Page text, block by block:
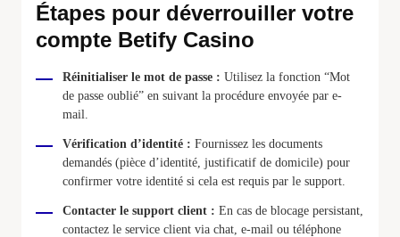
Étapes pour déverrouiller votre
compte Betify Casino
Réinitialiser le mot de passe : Utilisez la fonction “Mot
de passe oublié” en suivant la procédure envoyée par e-
mail.
Vérification d’identité : Fournissez les documents
demandés (pièce d’identité, justificatif de domicile) pour
confirmer votre identité si cela est requis par le support.
Contacter le support client : En cas de blocage persistant,
contactez le service client via chat, e-mail ou téléphone